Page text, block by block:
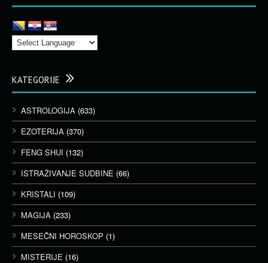
KATEGORIJE
ASTROLOGIJA (633)
EZOTERIJA (370)
FENG SHUI (132)
ISTRAŽIVANJE SUDBINE (66)
KRISTALI (109)
MAGIJA (233)
MESEČNI HOROSKOP (1)
MISTERIJE (16)